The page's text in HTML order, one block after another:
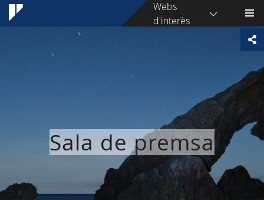
Webs
d'interès
Sala de premsa